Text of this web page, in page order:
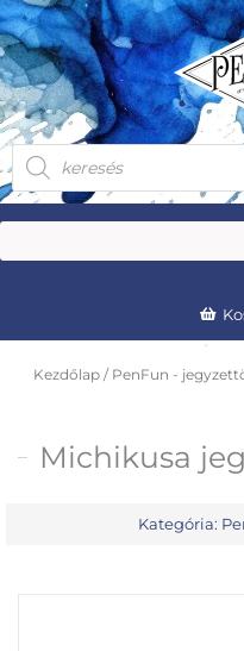
Skip
to
content
Products
search
Kezdőlap/ PenFun -
Michikusa
Kategória: